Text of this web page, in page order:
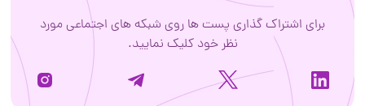
برای اشتراک گذاری پست ها روی شبکه های اجتماعی مورد
نظر خود کلیک نمایید.